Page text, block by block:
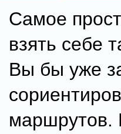
Самое
взять себе
Вы бы уже
маршрутов.